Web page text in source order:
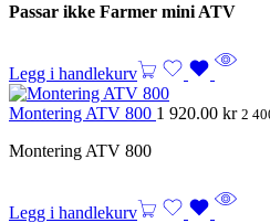
Passar ikke Farmer mini ATV
Legg i handlekurv
Montering ATV 800 1 920.00 kr 2
Montering ATV 800
Legg i handlekurv